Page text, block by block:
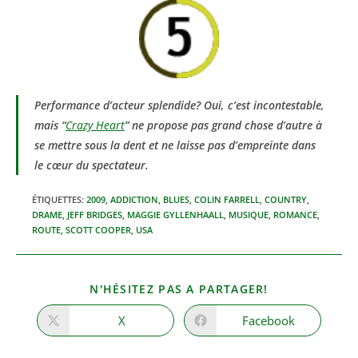
Performance d’acteur splendide? Oui, c’est incontestable,
mais “Crazy Heart” ne propose pas grand chose d’autre à
se mettre sous la dent et ne laisse pas d’empreinte dans
le cœur du spectateur.
ÉTIQUETTES: 2009, ADDICTION, BLUES, COLIN FARRELL, COUNTRY,
DRAME, JEFF BRIDGES, MAGGIE GYLLENHAALL, MUSIQUE, ROMANCE,
ROUTE, SCOTT COOPER, USA
N'HÉSITEZ PAS A PARTAGER!
CONTENU
Ouvrir
dans
X Ouvrir
dans
Facebook